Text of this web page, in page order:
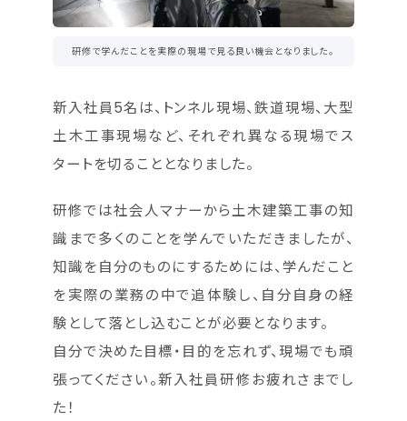
研修で学んだことを実際の現場で見る良い機会となりました。
新入社員5名は、トンネル現場、鉄道現場、大型
土木工事現場など、それぞれ異なる現場でス
タートを切ることとなりました。
研修では社会人マナーから土木建築工事の知
識まで多くのことを学んでいただきましたが、
知識を自分のものにするためには、学んだこと
を実際の業務の中で追体験し、自分自身の経
験として落とし込むことが必要となります。
自分で決めた目標・目的を忘れず、現場でも頑
張ってください。新入社員研修お疲れさまでし
た！